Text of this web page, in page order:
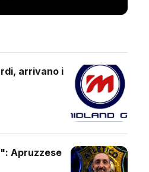
arrivano i
Apruzzese